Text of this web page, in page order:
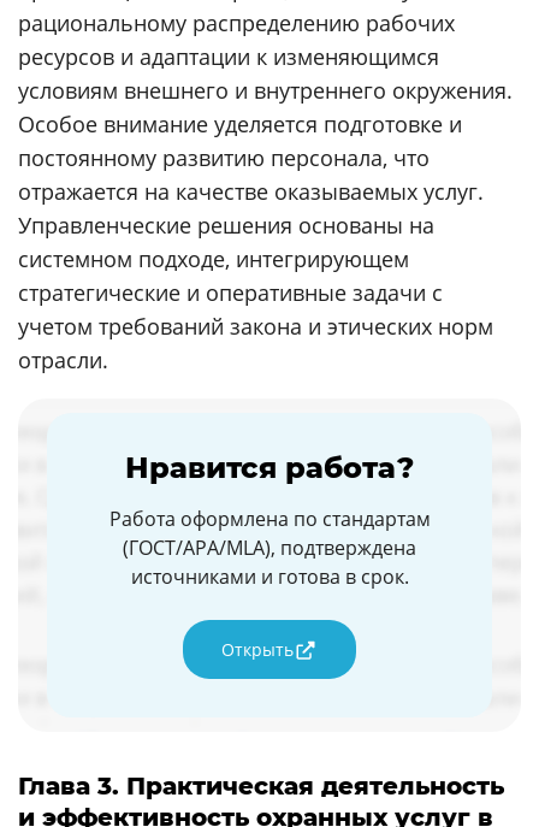
рациональному распределению рабочих
ресурсов и адаптации к изменяющимся
условиям внешнего и внутреннего окружения.
Особое внимание уделяется подготовке и
постоянному развитию персонала, что
отражается на качестве оказываемых услуг.
Управленческие решения основаны на
системном подходе, интегрирующем
стратегические и оперативные задачи с
учетом требований закона и этических норм
отрасли.
Нравится работа?
Работа оформлена по стандартам
(ГОСТ/APA/MLA), подтверждена
источниками и готова в срок.
Открыть
Глава 3. Практическая деятельность
и эффективность охранных услуг в